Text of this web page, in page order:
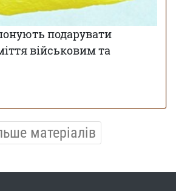
подарувати
військовим та
матеріалів